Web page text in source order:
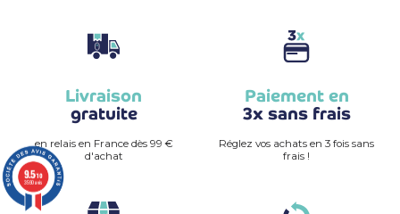
Livraison
gratuite
en relais en France dès 99 €
d'achat
Paiement en
3x sans frais
Réglez vos achats en 3 fois sans
frais !
9.5/10
3590 avis